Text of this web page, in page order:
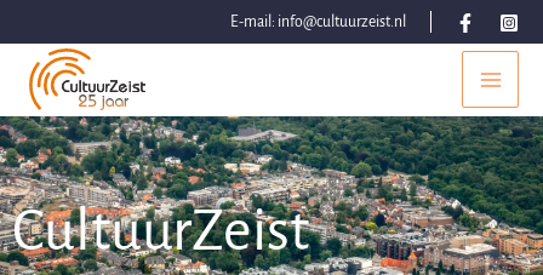
naar
inhoud
E-mail: info@cultuurzeist.nl
CultuurZeist